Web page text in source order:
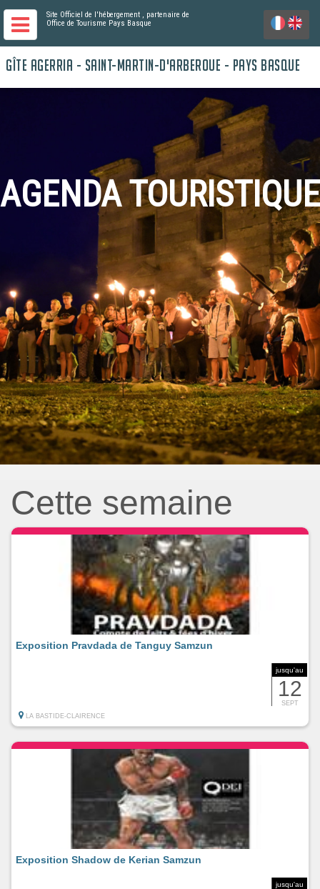
Site Officiel de l'hébergement , partenaire de
Office de Tourisme Pays Basque
GÎTE AGERRIA - SAINT-MARTIN-D'ARBEROUE - PAYS BASQUE
AGENDA TOURISTIQUE
Cette semaine
jusqu'au
12
SEPT
Exposition Pravdada de Tanguy Samzun
LA BASTIDE-CLAIRENCE
jusqu'au
Exposition Shadow de Kerian Samzun